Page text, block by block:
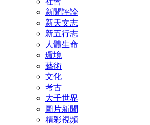
新聞評論
新天文志
新五行志
人體生命
環境
藝術
文化
考古
大千世界
圖片新聞
精彩視頻